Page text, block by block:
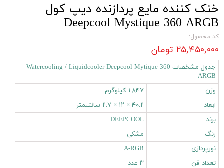
خنک کننده مایع پردازنده دیپ کول
Deepcool Mystique 360 ARGB
کد محصول:
۲۵,۴۵۰,۰۰۰ تومان
جدول مشخصات Watercooling / Liquidcooler Deepcool Mytique 360
ARGB
وزن
۱.۸۴۷ کیلوگرم
ابعاد
۴۰.۲ × ۱۲ × ۲.۷ سانتیمتر
برند
DEEPCOOL
رنگ
مشکی
نورپردازی
A-RGB
تعداد فن
۳ عدد